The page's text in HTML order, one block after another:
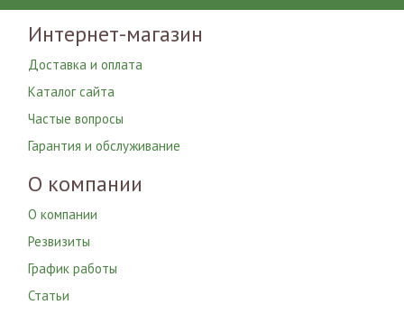
Интернет-магазин
Доставка и оплата
Каталог сайта
Частые вопросы
Гарантия и обслуживание
О компании
О компании
Резвизиты
График работы
Статьи